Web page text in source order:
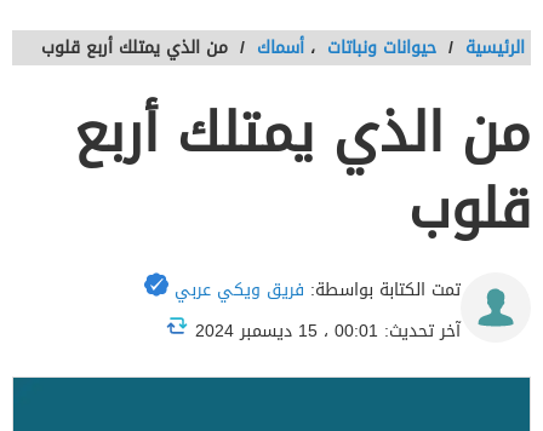
الرئيسية / حيوانات ونباتات ، أسماك / من الذي يمتلك أربع قلوب
من الذي يمتلك أربع
قلوب
تمت الكتابة بواسطة: فريق ويكي عربي
آخر تحديث: 00:01 ، 15 ديسمبر 2024